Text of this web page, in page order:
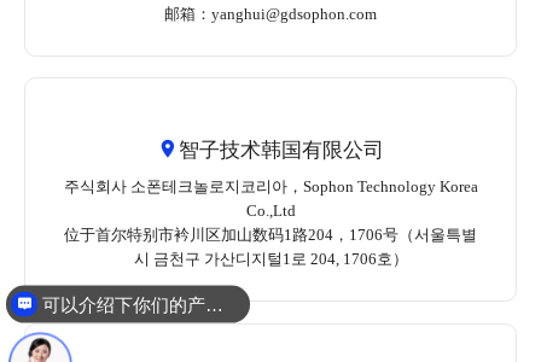
邮箱：yanghui@gdsophon.com
智子技术韩国有限公司
주식회사 소폰테크놀로지코리아，Sophon Technology Korea
Co.,Ltd
位于首尔特别市衿川区加山数码1路204，1706号（서울특별
시 금천구 가산디지털1로 204, 1706호）